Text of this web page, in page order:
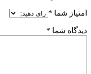
امتیاز شما *
دیدگاه شما *